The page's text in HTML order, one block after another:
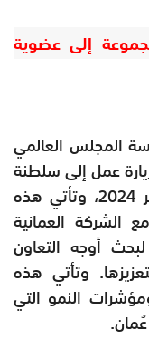
إلى عضوية
المجلس العالمي
عمل إلى سلطنة
عُمان خلال الفترة من 6 إلى 9 فبراير 2024، وتأتي هذه
الشركة العمانية
أوجه التعاون
وتأتي هذه
ومؤشرات النمو التي